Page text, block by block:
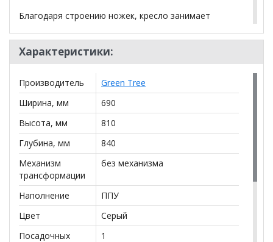
Благодаря строению ножек, кресло занимает
размещаться в малогабаритных квартирах или на
балконах;
Кресло собирается одним шестигранником в
течении пяти минут и это под силу даже ребенку.
Ширина: 690 мм
Глубина: 840 мм
Высота: 810 мм
Вес: 13.5 кг
Цвет каркаса: Венге структура
Упаковка:Количество пакетов 1 шт. Общий вес 17
Характеристики:
Производитель
Green Tree
Ширина, мм
690
Высота, мм
810
Глубина, мм
840
Механизм
трансформации
без механизма
Наполнение
ППУ
Цвет
Серый
Посадочных
1